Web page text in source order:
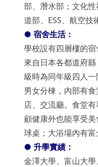
部、潛水部；文化
道部、ESS、航空技
● 宿舍生活：
學校設有四層樓的
來自日本各都道府
級時為同年級四人一
男女分棟，內部有
店、交流廳。食堂
顧健康外也能享受
球桌；大浴場內有富
● 升學實績：
金澤大學、富山大